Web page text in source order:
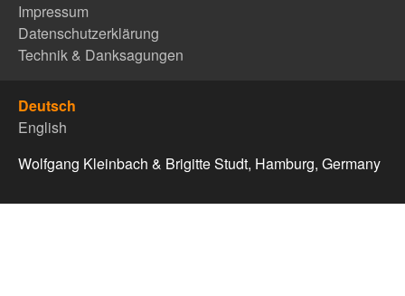
Impressum
Datenschutzerklärung
Technik & Danksagungen
Deutsch
English
Wolfgang Kleinbach & Brigitte Studt, Hamburg, Germany